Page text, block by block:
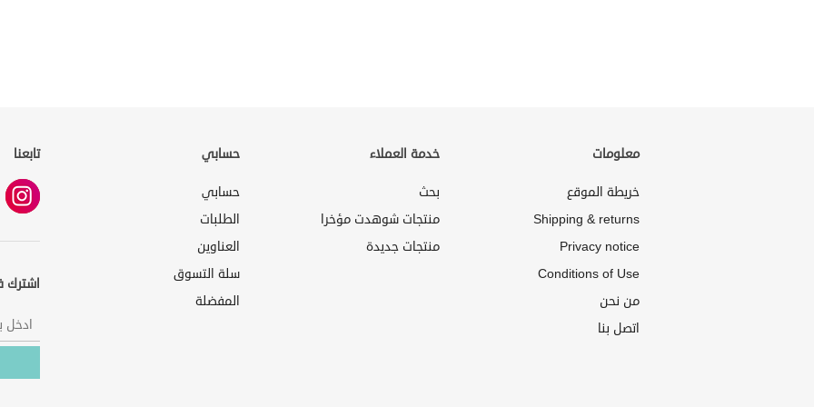
معلومات
خريطة الموقع
Shipping & returns
Privacy notice
Conditions of Use
من نحن
اتصل بنا
خدمة العملاء
بحث
منتجات شوهدت مؤخرا
منتجات جديدة
حسابي
حسابي
الطلبات
العناوين
سلة التسوق
المفضلة
تابعنا
اشترك